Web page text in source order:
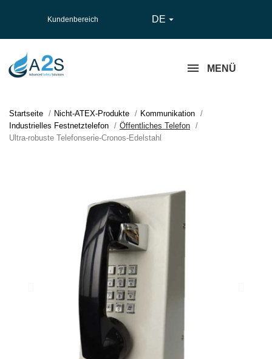
Kundenbereich DE 
MENÜ
Startseite Nicht-ATEX-Produkte
Kommunikation
Industrielles Festnetztelefon
Öffentliches Telefon
Ultra-robuste Telefonserie-Cronos-Edelstahl